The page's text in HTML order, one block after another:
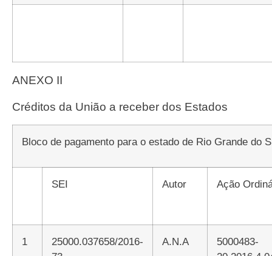
ANEXO II
Créditos da União a receber dos Estados
Bloco de pagamento para o estado de Rio Grande do
SEI Autor Ação
1
25000.037658/2016-
A.N.A
5000483-